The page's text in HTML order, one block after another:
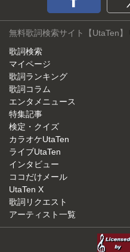
無料歌詞検索サイト【UtaTen】
歌詞検索
マイページ
歌詞ランキング
歌詞コラム
エンタメニュース
特集記事
検定・クイズ
カラオケUtaTen
ライブUtaTen
インタビュー
ココだけメール
UtaTen X
歌詞リクエスト
アーティスト一覧